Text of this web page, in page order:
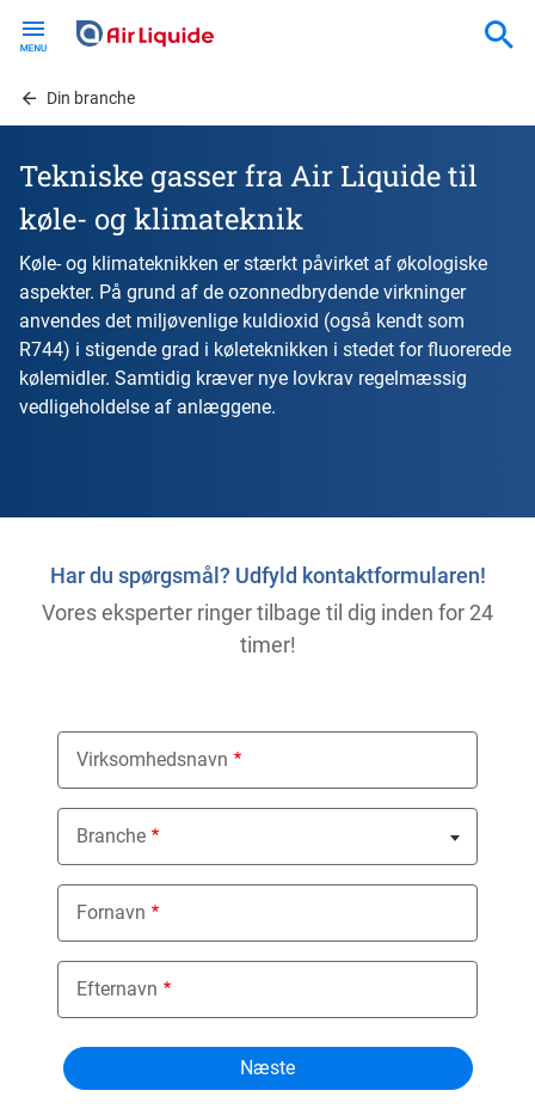
contentDin branche
Tekniske gasser fra Air Liquide til
køle- og klimateknik
Køle- og klimateknikken er stærkt påvirket af økologiske
aspekter. På grund af de ozonnedbrydende virkninger
anvendes det miljøvenlige kuldioxid (også kendt som
R744) i stigende grad i køleteknikken i stedet for fluorerede
kølemidler. Samtidig kræver nye lovkrav regelmæssig
vedligeholdelse af anlæggene.
Har du spørgsmål? Udfyld kontaktformularen!
Vores eksperter ringer tilbage til dig inden for 24
timer!
Virksomhedsnavn
Branche
Nothing selected
Fornavn
Efternavn